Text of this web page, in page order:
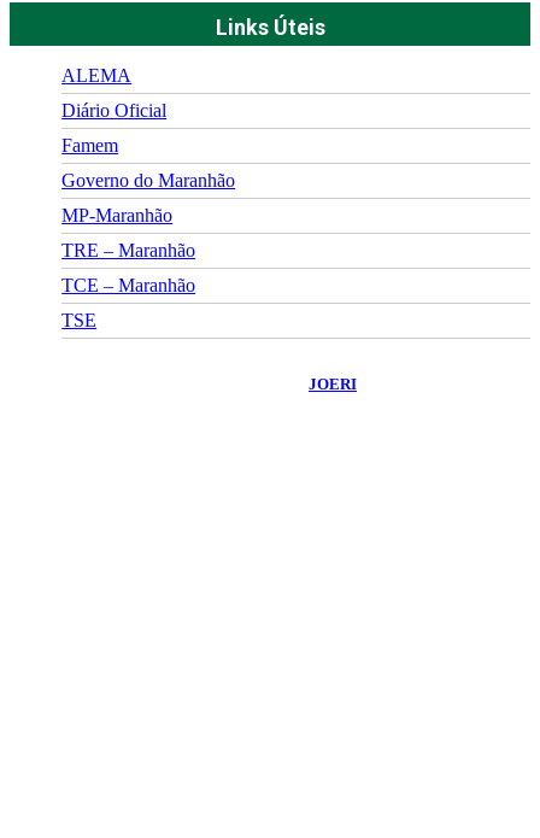
Links Úteis
ALEMA
Diário Oficial
Famem
Governo do Maranhão
MP-Maranhão
TRE – Maranhão
TCE – Maranhão
TSE
JOERI